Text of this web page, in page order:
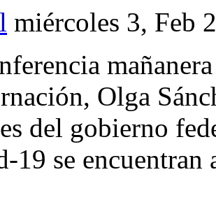
miércoles 3, Feb
Olga
del gobierno
19 se encuentran